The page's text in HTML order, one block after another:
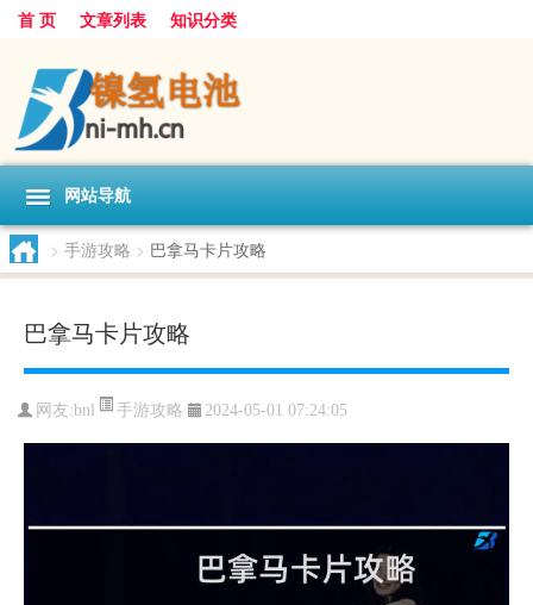
首 页 文章列表 知识分类
网站导航
> 手游攻略 > 巴拿马卡片攻略
巴拿马卡片攻略
网友:bnl 手游攻略 2024-05-01 07:24:05